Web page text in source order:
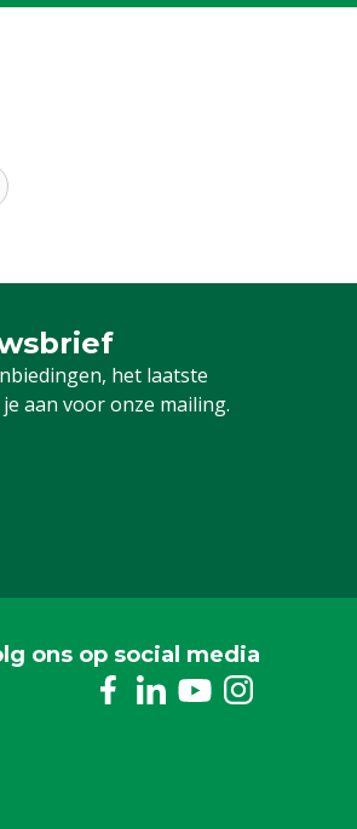
het laatste
aan voor onze mailing.
ons op social media